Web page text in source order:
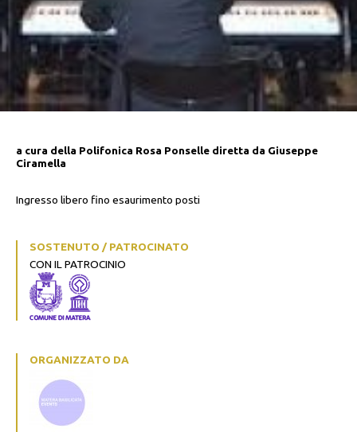
a cura della Polifonica Rosa Ponselle diretta da Giuseppe
Ciramella
Ingresso libero fino esaurimento posti
SOSTENUTO / PATROCINATO
CON IL PATROCINIO
ORGANIZZATO DA